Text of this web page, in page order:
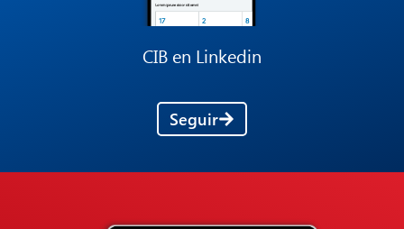
CIB en Linkedin
Seguir